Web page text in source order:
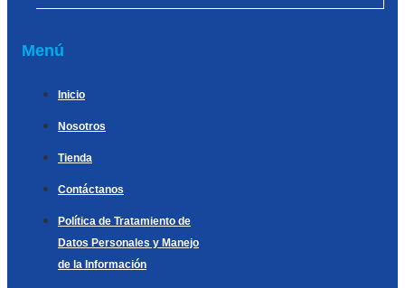
Menú
Inicio
Nosotros
Tienda
Contáctanos
Política de Tratamiento de
Datos Personales y Manejo
de la Información